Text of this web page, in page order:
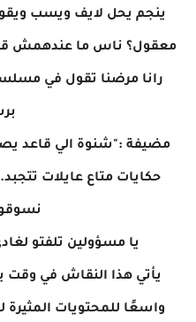
ينجم يحل لايف ويسب
معقول؟ ناس ما عندهمش
رانا مرضنا تقول في
مضيفة :"شنوة الي قاعد
حكايات متاع عايلات
يا مسؤولين تلفتو
يأتي هذا النقاش في وقت
واسعًا للمحتويات